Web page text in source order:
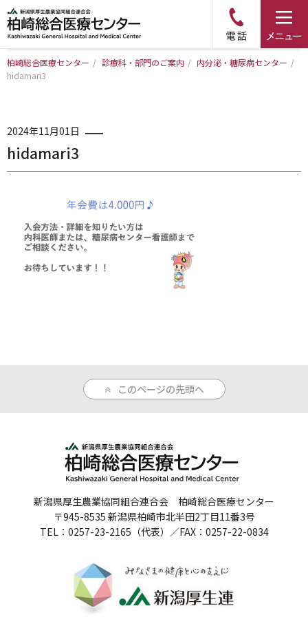
トップページ
診療科・部門のご案内
アクセス
外来のご案内
個人情報保護方針
院内感染対策指針
柏崎総合医療センター / 診療科・部門のご案内 / 内分泌・糖尿病センター /
hidamari3
2024年11月01日
hidamari3
このページの先頭へ
新潟県厚生農業協同組合連合会 柏崎総合医療センター
〒945-8535 新潟県柏崎市北半田2丁目11番3号
TEL：0257-23-2165（代表）／FAX：0257-22-0834